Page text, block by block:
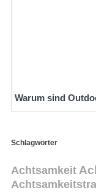
Warum sind
Schlagwörter
Achtsamkeit